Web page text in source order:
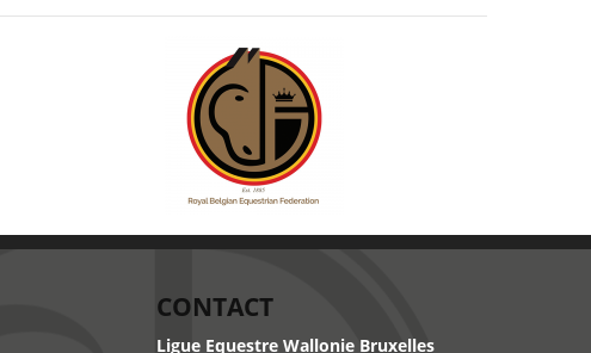
CONTACT
Ligue Equestre Wallonie Bruxelles